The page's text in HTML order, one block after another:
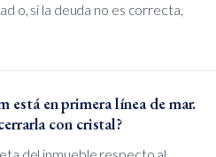
o, si la deuda no es correcta,
está en primera línea de mar.
con cristal?